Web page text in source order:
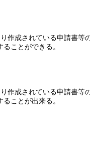
作成されている申請書等
ことができる。
作成されている申請書等
ことが出来る。